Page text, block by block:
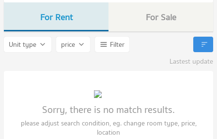
For Rent For Sale
Unit type price
Filter
Lastest update
Sorry, there is no match results.
please adjust search condition, eg. change room type, price,
location